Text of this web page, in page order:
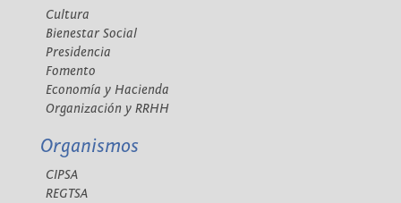
Cultura
Bienestar Social
Presidencia
Fomento
Economía y Hacienda
Organización y RRHH
Organismos
CIPSA
REGTSA